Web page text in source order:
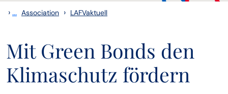
›... Association › LAFVaktuell
Mit Green Bonds den
Klimaschutz fördern